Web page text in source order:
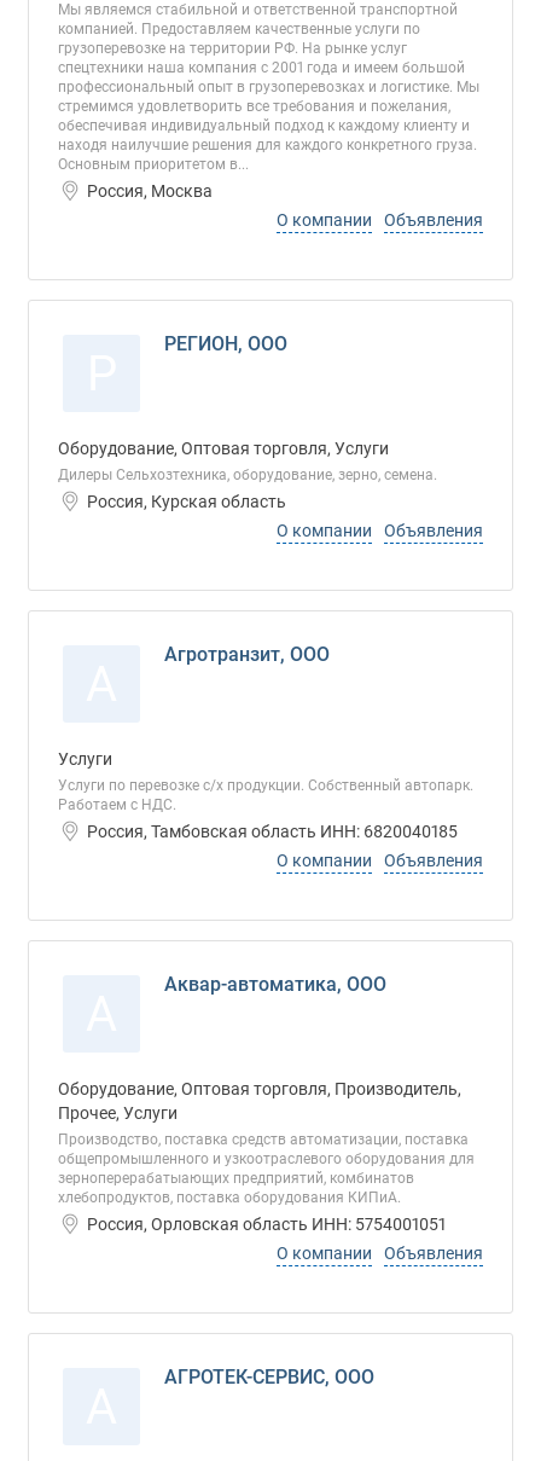
Мы являемся стабильной и ответственной транспортной
компанией. Предоставляем качественные услуги по
грузоперевозке на территории РФ. На рынке услуг
спецтехники наша компания с 2001 года и имеем большой
профессиональный опыт в грузоперевозках и логистике. Мы
стремимся удовлетворить все требования и пожелания,
обеспечивая индивидуальный подход к каждому клиенту и
находя наилучшие решения для каждого конкретного груза.
Основным приоритетом в...
Россия, Москва
О компании
Объявления
РЕГИОН, ООО
Оборудование, Оптовая торговля, Услуги
Дилеры Сельхозтехника, оборудование, зерно, семена.
Россия, Курская область
О компании
Объявления
Агротранзит, ООО
Услуги
Услуги по перевозке с/х продукции. Собственный автопарк.
Работаем с НДС.
Россия, Тамбовская область ИНН: 6820040185
О компании
Объявления
Аквар-автоматика, ООО
Оборудование, Оптовая торговля, Производитель,
Прочее, Услуги
Производство, поставка средств автоматизации, поставка
общепромышленного и узкоотраслевого оборудования для
зерноперерабатыающих предприятий, комбинатов
хлебопродуктов, поставка оборудования КИПиА.
Россия, Орловская область ИНН: 5754001051
О компании
Объявления
АГРОТЕК-СЕРВИС, ООО